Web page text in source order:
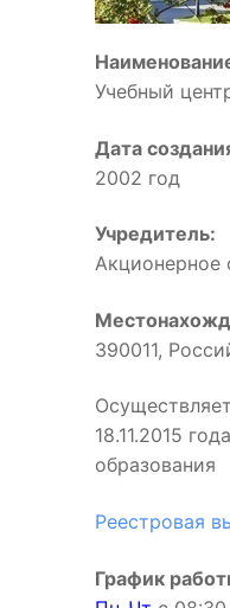
Учебный
Дата
2002 год
Учредитель:
Акционерное
390011,
18.11.2015
образования
Реестровая